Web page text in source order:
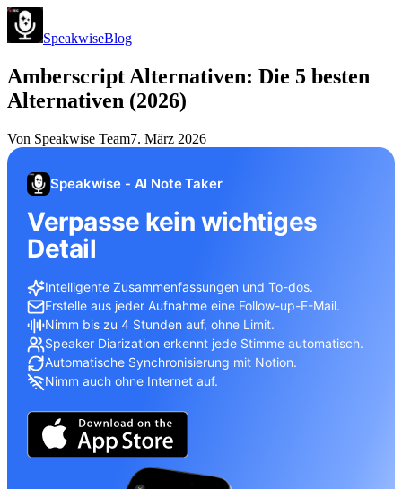
SpeakwiseBlog
Amberscript Alternativen: Die 5 besten
Alternativen (2026)
Von Speakwise Team7. März 2026
Speakwise - AI Note Taker
Verpasse kein wichtiges
Detail
Intelligente Zusammenfassungen und To-dos.
Erstelle aus jeder Aufnahme eine Follow-up-E-Mail.
Nimm bis zu 4 Stunden auf, ohne Limit.
Speaker Diarization erkennt jede Stimme automatisch.
Automatische Synchronisierung mit Notion.
Nimm auch ohne Internet auf.